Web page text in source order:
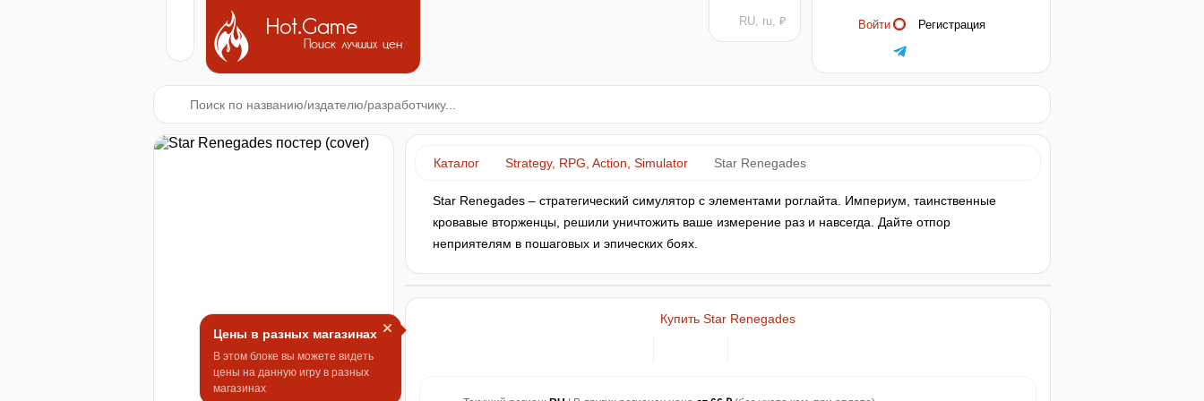
Hot.Game
Поиск лучших цен
Войти Регистрация
RU, ru, ₽
Каталог Strategy, RPG, Action, Simulator Star Renegades
Star Renegades – стратегический симулятор с элементами роглайта. Империум, таинственные
кровавые вторженцы, решили уничтожить ваше измерение раз и навсегда. Дайте отпор
неприятелям в пошаговых и эпических боях.
Купить Star Renegades
Цены в разных магазинах
В этом блоке вы можете видеть
цены на данную игру в разных
магазинах